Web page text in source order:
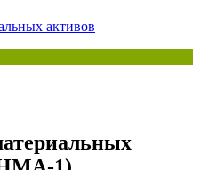
журнала
политика» и «Алгоритмы для
активов